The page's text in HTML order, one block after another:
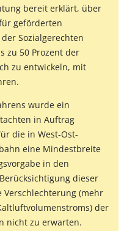
bereit erklärt, über
geförderten
Sozialgerechten
zu 50 Prozent der
zu entwickeln, mit
wurde ein
in Auftrag
die in West-Ost-
eine Mindestbreite
in den
dieser
(mehr
der
nicht zu erwarten.